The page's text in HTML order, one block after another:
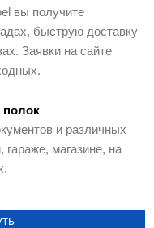
вы получите
быструю доставку
Заявки на сайте
полок
и различных
гараже, магазине, на